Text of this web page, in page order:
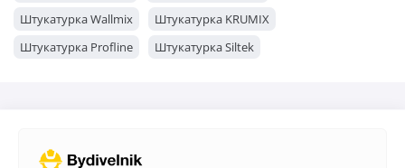
Штукатурка Wallmix
Штукатурка KRUMIX
Штукатурка Profline
Штукатурка Siltek
Штукатурка Baumit